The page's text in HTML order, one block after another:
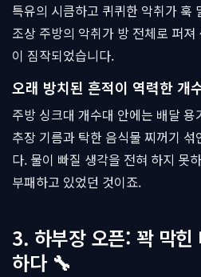
특유의 시큼하고 퀴퀴한 악취가 훅
조상 주방의 악취가 방 전체로 퍼
이 짐작되었습니다.
오래 방치된 흔적이 역력한 개
주방 싱크대 개수대 안에는 배달
추장 기름과 탁한 음식물 찌꺼기
다. 물이 빠질 생각을 전혀 하지 못
부패하고 있었던 것이죠.
3. 하부장 오픈: 꽉 막힌
하다 🔧